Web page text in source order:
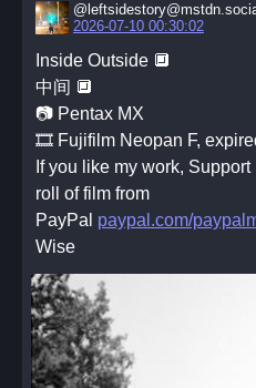
2026-07-10 00:30:02
Inside Outside 🔲
中间 🔲
📷 Pentax MX
🎞️ Fujifilm Neopan F,
If you like my work,
roll of film from
PayPal paypal.com/
Wise